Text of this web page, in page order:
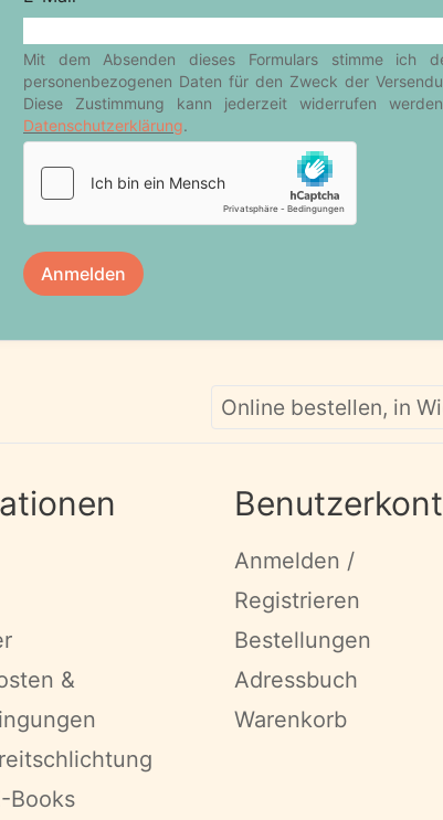
Online bestellen, in
&
Books
Anmelden /
Registrieren
Bestellungen
Adressbuch
Warenkorb